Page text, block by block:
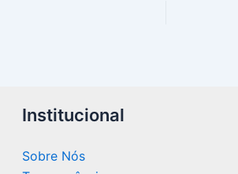
Institucional
Sobre Nós